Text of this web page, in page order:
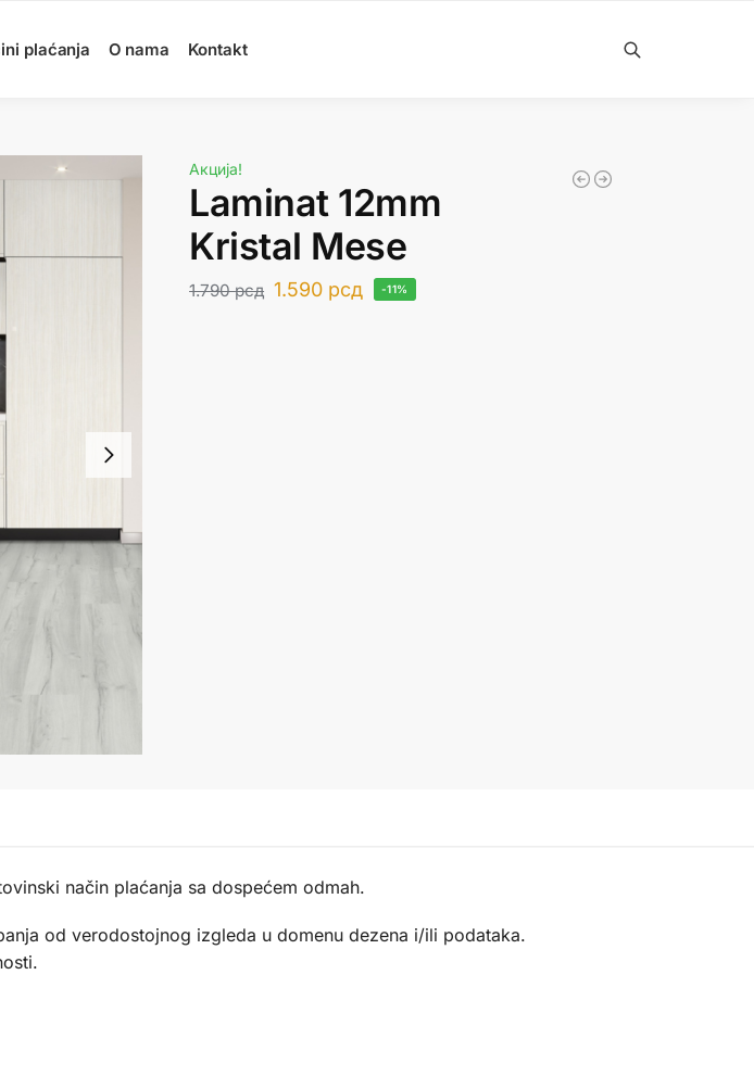
plaćanja O nama Kontakt
Акција!
Laminat 12mm
Kristal Mese
1.790рсд 1.590 рсд -11%
način plaćanja sa dospećem odmah.
od verodostojnog izgleda u domenu dezena i/ili podataka.